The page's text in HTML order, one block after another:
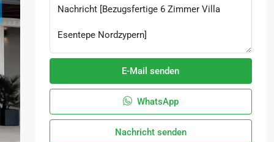
E-Mail senden
WhatsApp
Nachricht senden